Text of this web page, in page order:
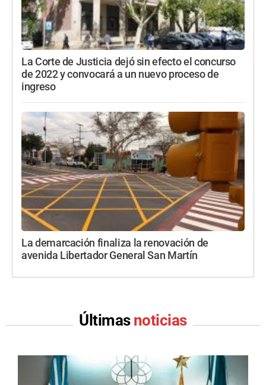
La Corte de Justicia dejó sin efecto el concurso
de 2022 y convocará a un nuevo proceso de
ingreso
La demarcación finaliza la renovación de
avenida Libertador General San Martín
Últimas noticias